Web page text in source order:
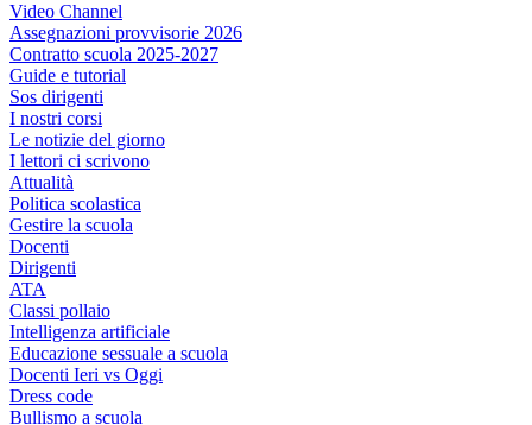
Video Channel
Assegnazioni provvisorie 2026
Contratto scuola 2025-2027
Guide e tutorial
Sos dirigenti
I nostri corsi
Le notizie del giorno
I lettori ci scrivono
Attualità
Politica scolastica
Gestire la scuola
Docenti
Dirigenti
ATA
Classi pollaio
Intelligenza artificiale
Educazione sessuale a scuola
Docenti Ieri vs Oggi
Dress code
Bullismo a scuola